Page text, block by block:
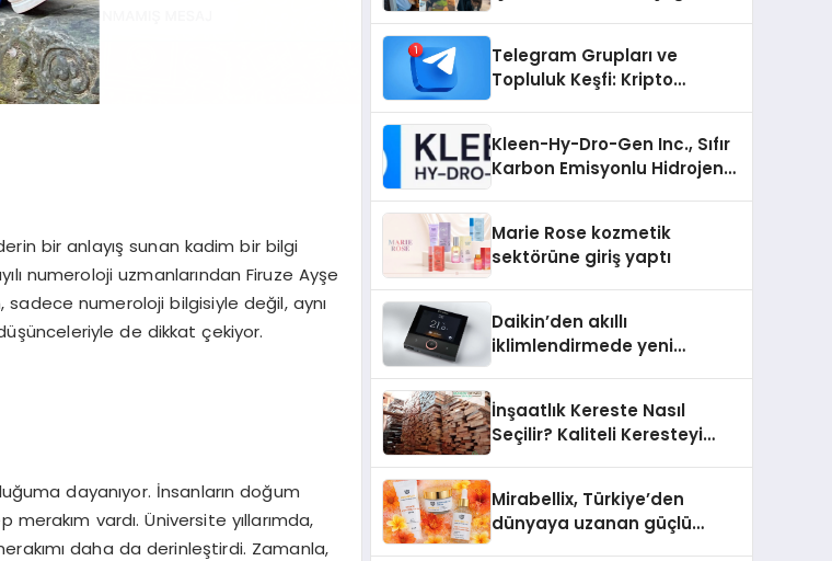
bir anlayış sunan kadim bir bilgi
numeroloji uzmanlarından Firuze Ayşe
numeroloji bilgisiyle değil, aynı
de dikkat çekiyor.
dayanıyor. İnsanların doğum
vardı. Üniversite yıllarımda,
daha da derinleştirdi. Zamanla,
Telegram Grupları ve
Topluluk Keşfi: Kripto
Kleen-Hy-Dro-Gen Inc., Sıfır
Karbon Emisyonlu Hidrojen
Aldı
Marie Rose kozmetik
sektörüne giriş yaptı
Daikin’den akıllı
iklimlendirmede yeni
İnşaatlık Kereste Nasıl
Seçilir? Kaliteli Keresteyi
Mirabellix, Türkiye’den
dünyaya uzanan güçlü